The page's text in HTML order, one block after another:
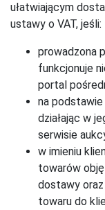
ułatwiającym
ustawy o VAT, jeśli:
prowadzona
funkcjonuje
portal
na podstawie
działając w
serwisie
w imieniu
towarów
dostawy
towaru do